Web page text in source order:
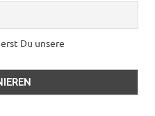
Du unsere